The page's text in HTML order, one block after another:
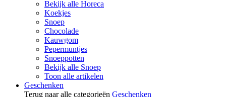
Bekijk alle Horeca
Koekjes
Snoep
Chocolade
Kauwgom
Pepermuntjes
Snoeppotten
Bekijk alle Snoep
Toon alle artikelen
Geschenken
Terug naar alle categorieën Geschenken